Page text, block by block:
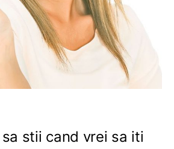
stii cand vrei sa iti